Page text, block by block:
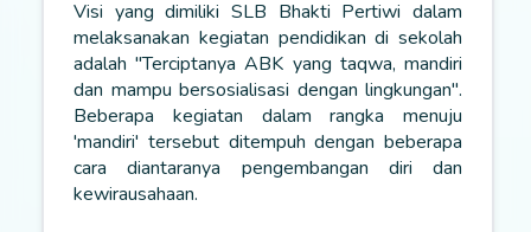
Visi yang dimiliki SLB Bhakti Pertiwi dalam
melaksanakan kegiatan pendidikan di sekolah
adalah "Terciptanya ABK yang taqwa, mandiri
dan mampu bersosialisasi dengan lingkungan".
Beberapa kegiatan dalam rangka menuju
'mandiri' tersebut ditempuh dengan beberapa
cara diantaranya pengembangan diri dan
kewirausahaan.